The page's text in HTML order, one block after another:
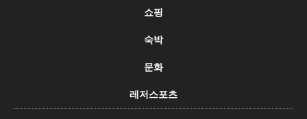
쇼핑
숙박
문화
레저스포츠